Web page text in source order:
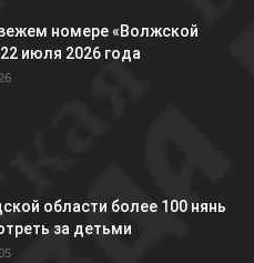
номере «Волжской
июля 2026 года
области более 100 нянь
за детьми